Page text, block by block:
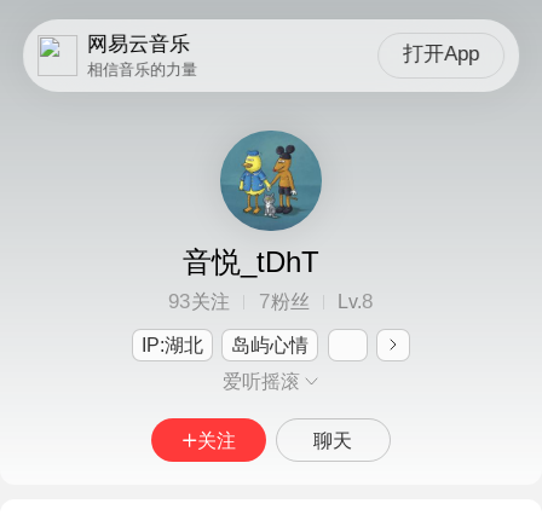
网易云音乐
相信音乐的力量
打开App
音悦_tDhT
93关注 7粉丝 Lv.8
IP:湖北
岛屿心情
爱听摇滚
关注 聊天